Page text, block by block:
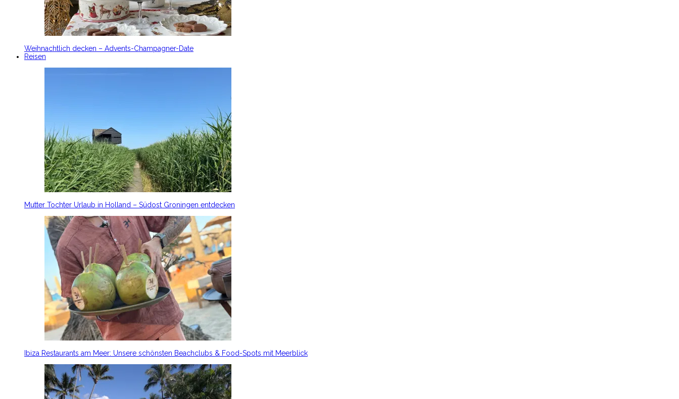
Weihnachtlich decken – Advents-Champagner-Date
Reisen
Mutter Tochter Urlaub in Holland – Südost Groningen entdecken
Ibiza Restaurants am Meer: Unsere schönsten Beachclubs & Food-Spots mit Meerblick